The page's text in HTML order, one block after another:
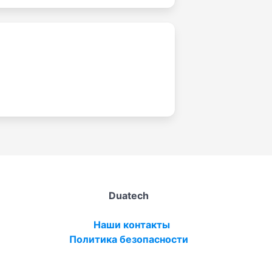
Duatech
Наши контакты
Политика безопасности